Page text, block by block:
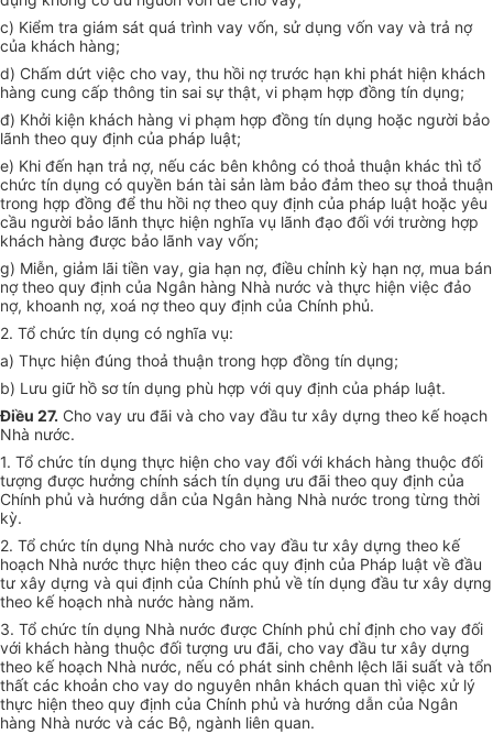
c) Kiểm tra giám sát quá trình vay vốn, sử dụng vốn vay và trả nợ
của khách hàng;
d) Chấm dứt việc cho vay, thu hồi nợ trước hạn khi phát hiện khách
hàng cung cấp thông tin sai sự thật, vi phạm hợp đồng tín dụng;
đ) Khởi kiện khách hàng vi phạm hợp đồng tín dụng hoặc người bảo
lãnh theo quy định của pháp luật;
e) Khi đến hạn trả nợ, nếu các bên không có thoả thuận khác thì tổ
chức tín dụng có quyền bán tài sản làm bảo đảm theo sự thoả thuận
trong hợp đồng để thu hồi nợ theo quy định của pháp luật hoặc yêu
cầu người bảo lãnh thực hiện nghĩa vụ lãnh đạo đối với trường hợp
khách hàng được bảo lãnh vay vốn;
g) Miễn, giảm lãi tiền vay, gia hạn nợ, điều chỉnh kỳ hạn nợ, mua bán
nợ theo quy định của Ngân hàng Nhà nước và thực hiện việc đảo
nợ, khoanh nợ, xoá nợ theo quy định của Chính phủ.
2. Tổ chức tín dụng có nghĩa vụ:
a) Thực hiện đúng thoả thuận trong hợp đồng tín dụng;
b) Lưu giữ hồ sơ tín dụng phù hợp với quy định của pháp luật.
Điều 27. Cho vay ưu đãi và cho vay đầu tư xây dựng theo kế hoạch
Nhà nước.
1. Tổ chức tín dụng thực hiện cho vay đối với khách hàng thuộc đối
tượng được hưởng chính sách tín dụng ưu đãi theo quy định của
Chính phủ và hướng dẫn của Ngân hàng Nhà nước trong từng thời
kỳ.
2. Tổ chức tín dụng Nhà nước cho vay đầu tư xây dựng theo kế
hoạch Nhà nước thực hiện theo các quy định của Pháp luật về đầu
tư xây dựng và qui định của Chính phủ về tín dụng đầu tư xây dựng
theo kế hoạch nhà nước hàng năm.
3. Tổ chức tín dụng Nhà nước được Chính phủ chỉ định cho vay đối
với khách hàng thuộc đối tượng ưu đãi, cho vay đầu tư xây dựng
theo kế hoạch Nhà nước, nếu có phát sinh chênh lệch lãi suất và tổn
thất các khoản cho vay do nguyên nhân khách quan thì việc xử lý
thực hiện theo quy định của Chính phủ và hướng dẫn của Ngân
hàng Nhà nước và các Bộ, ngành liên quan.